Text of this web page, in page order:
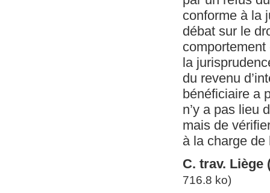
conforme à la
débat sur le
la
du revenu
bénéficiaire a
n’y a pas lieu
mais de
à la charge de
C. trav. Liège
716.8 ko)